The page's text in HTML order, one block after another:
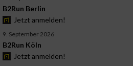
B2Run Berlin
Jetzt anmelden!
9. September 2026
B2Run Köln
Jetzt anmelden!